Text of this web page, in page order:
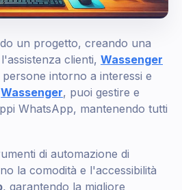
un progetto, creando una
clienti, Wassenger
intorno a interessi e
Wassenger, puoi gestire e
WhatsApp, mantenendo tutti
di automazione di
la comodità e l'accessibilità
, garantendo la migliore